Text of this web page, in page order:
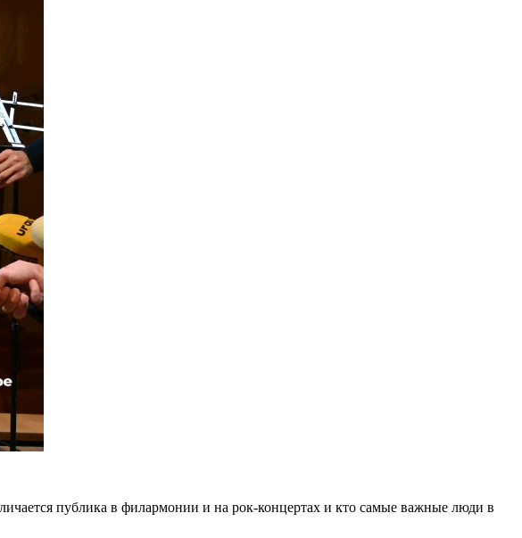
публика в филармонии и на рок-концертах и кто самые важные люди в